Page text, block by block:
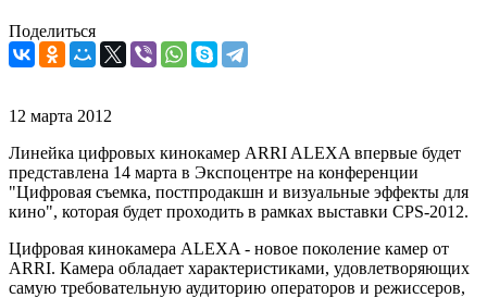
Поделиться
12 марта 2012
Линейка цифровых кинокамер ARRI ALEXA впервые будет
представлена 14 марта в Экспоцентре на конференции
"Цифровая съемка, постпродакшн и визуальные эффекты для
кино", которая будет проходить в рамках выставки CPS-2012.
Цифровая кинокамера ALEXA - новое поколение камер от
ARRI. Камера обладает характеристиками, удовлетворяющих
самую требовательную аудиторию операторов и режиссеров,